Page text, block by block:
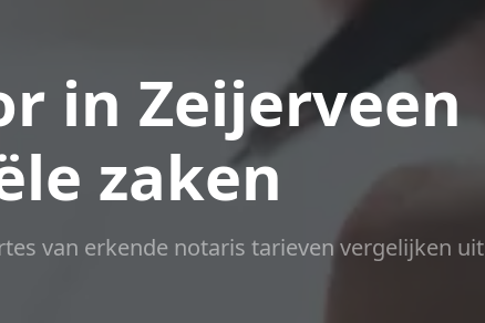
in Zeijerveen
zaken
van erkende notaris tarieven vergelijken uit